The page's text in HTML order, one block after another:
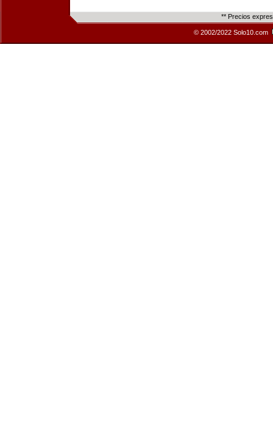
** Precios
© 2002/2022 Solo10.com